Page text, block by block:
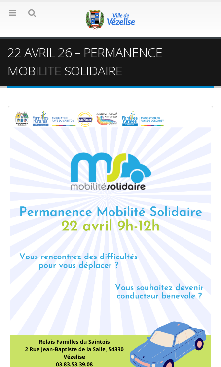
22 AVRIL 26 – PERMANENCE
MOBILITE SOLIDAIRE